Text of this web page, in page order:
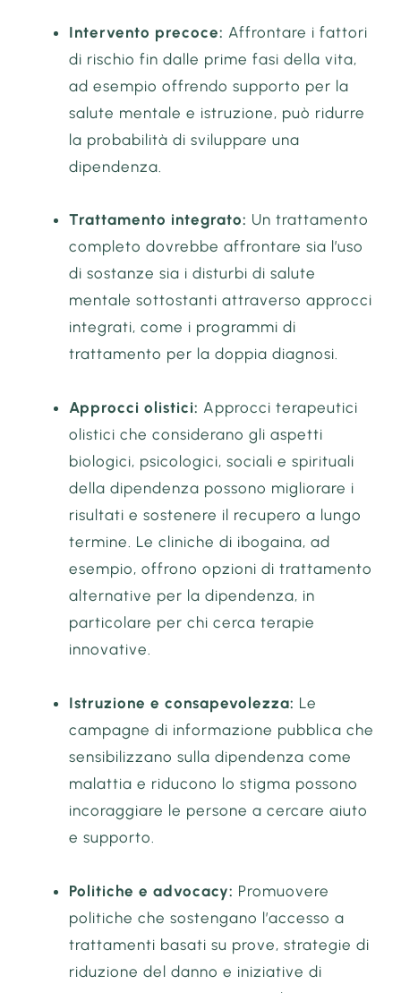
Intervento precoce: Affrontare i fattori
di rischio fin dalle prime fasi della vita,
ad esempio offrendo supporto per la
salute mentale e istruzione, può ridurre
la probabilità di sviluppare una
dipendenza.
Trattamento integrato: Un trattamento
completo dovrebbe affrontare sia l’uso
di sostanze sia i disturbi di salute
mentale sottostanti attraverso approcci
integrati, come i programmi di
trattamento per la doppia diagnosi.
Approcci olistici: Approcci terapeutici
olistici che considerano gli aspetti
biologici, psicologici, sociali e spirituali
della dipendenza possono migliorare i
risultati e sostenere il recupero a lungo
termine. Le cliniche di ibogaina, ad
esempio, offrono opzioni di trattamento
alternative per la dipendenza, in
particolare per chi cerca terapie
innovative.
Istruzione e consapevolezza: Le
campagne di informazione pubblica che
sensibilizzano sulla dipendenza come
malattia e riducono lo stigma possono
incoraggiare le persone a cercare aiuto
e supporto.
Politiche e advocacy: Promuovere
politiche che sostengano l’accesso a
trattamenti basati su prove, strategie di
riduzione del danno e iniziative di